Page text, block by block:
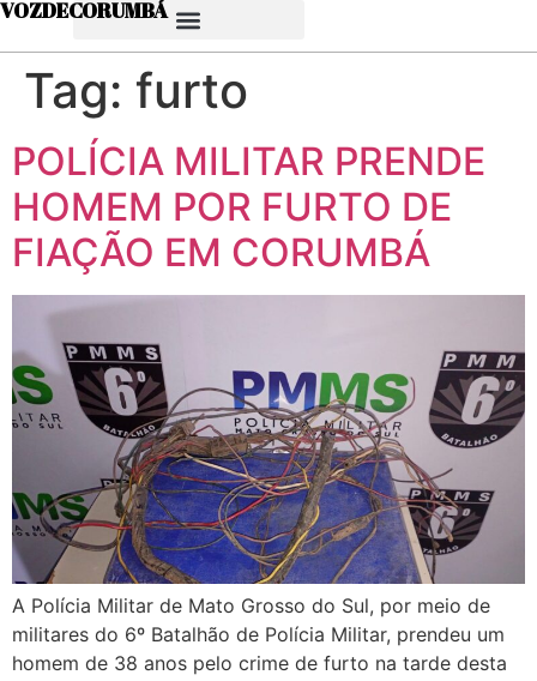
VOZDECORUMBÁ
Tag: furto
POLÍCIA MILITAR PRENDE
HOMEM POR FURTO DE
FIAÇÃO EM CORUMBÁ
A Polícia Militar de Mato Grosso do Sul, por meio de
militares do 6º Batalhão de Polícia Militar, prendeu um
homem de 38 anos pelo crime de furto na tarde desta